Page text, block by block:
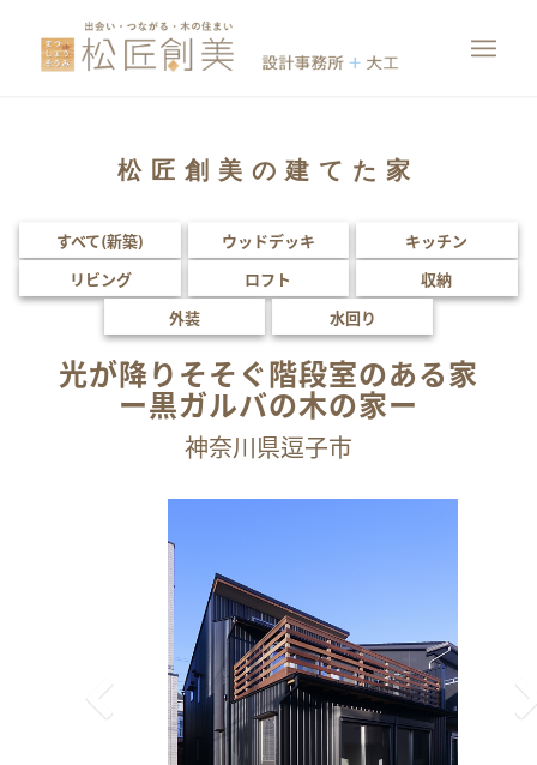
松匠創美の建てた家
すべて(新築) ウッドデッキ
キッチン
リビング
ロフト
収納
外装
水回り
光が降りそそぐ階段室のある家
ー黒ガルバの木の家ー
神奈川県逗子市